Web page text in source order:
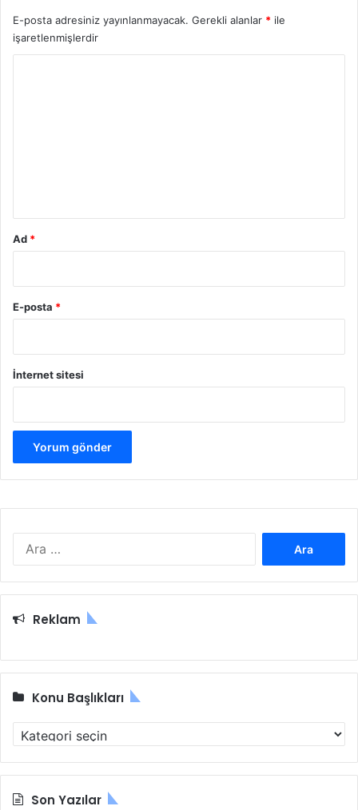
E-posta adresiniz yayınlanmayacak. Gerekli alanlar * ile
işaretlenmişlerdir
Ad *
E-posta *
İnternet sitesi
Reklam
Konu Başlıkları
Konu
Başlıkları
Son Yazılar